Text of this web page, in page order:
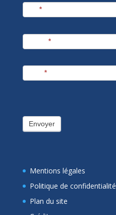
*
*
*
Envoyer
Mentions légales
Politique de confidentialité
Plan du site